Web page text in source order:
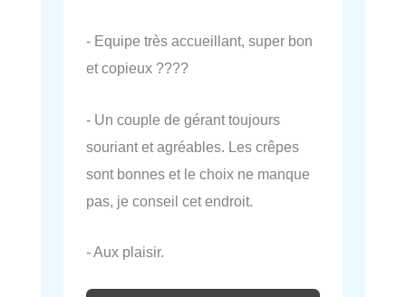
- Equipe très accueillant, super bon
et copieux ????
- Un couple de gérant toujours
souriant et agréables. Les crêpes
sont bonnes et le choix ne manque
pas, je conseil cet endroit.
- Aux plaisir.